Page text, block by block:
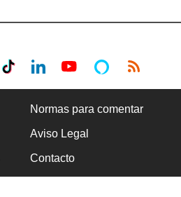
Normas para comentar
Aviso Legal
Contacto